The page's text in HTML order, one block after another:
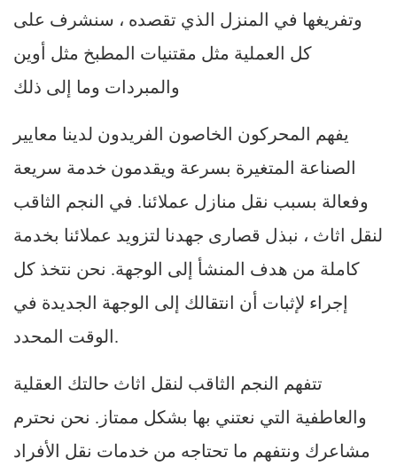
وتفريغها في المنزل الذي تقصده ، سنشرف على
كل العملية مثل مقتنيات المطبخ مثل أوين
والمبردات وما إلى ذلك
يفهم المحركون الخاصون الفريدون لدينا معايير
الصناعة المتغيرة بسرعة ويقدمون خدمة سريعة
وفعالة بسبب نقل منازل عملائنا. في النجم الثاقب
لنقل اثاث ، نبذل قصارى جهدنا لتزويد عملائنا بخدمة
كاملة من هدف المنشأ إلى الوجهة. نحن نتخذ كل
إجراء لإثبات أن انتقالك إلى الوجهة الجديدة في
الوقت المحدد.
تتفهم النجم الثاقب لنقل اثاث حالتك العقلية
والعاطفية التي نعتني بها بشكل ممتاز. نحن نحترم
مشاعرك ونتفهم ما تحتاجه من خدمات نقل الأفراد